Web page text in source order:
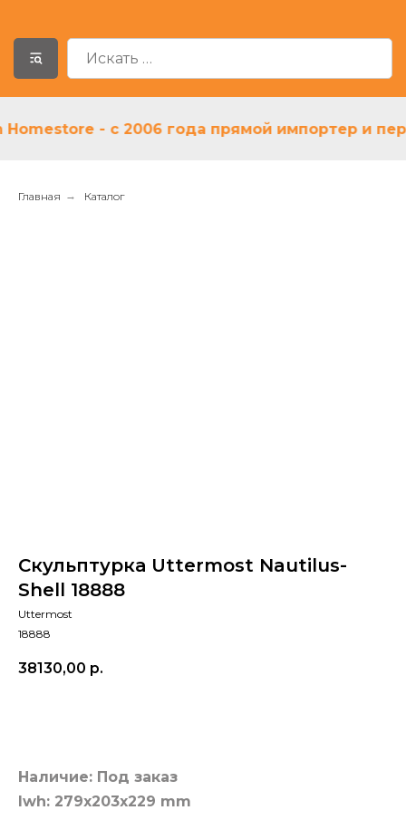
- с 2006 года прямой импортер и
Главная → Каталог
Скульптурка Uttermost Nautilus-
Shell 18888
Uttermost
18888
38130,00 р.
Наличие: Под заказ
lwh: 279x203x229 mm